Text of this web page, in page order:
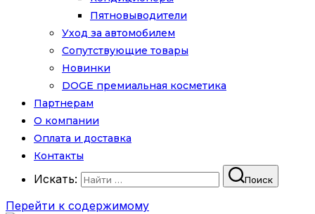
Пятновыводители
Уход за автомобилем
Сопутствующие товары
Новинки
DOGE премиальная косметика
Партнерам
О компании
Оплата и доставка
Контакты
Искать: Поиск
Перейти к содержимому